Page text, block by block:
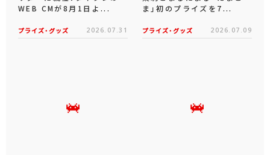
WEB CMが8月1日よ...
プライズ・グッズ 2026.07.31
ま」初のプライズを7...
プライズ・グッズ 2026.07.09